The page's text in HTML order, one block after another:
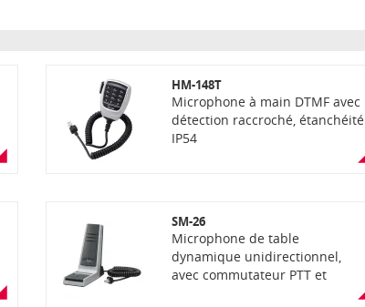
HM-148T
Microphone à main DTMF avec
détection raccroché, étanchéité
IP54
SM-26
Microphone de table
dynamique unidirectionnel,
avec commutateur PTT et